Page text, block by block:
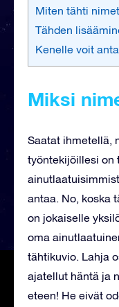
Miten tähti
Tähden
Kenelle voit
Miksi
Saatat ihmetellä,
työntekijöillesi on
antaa. No, koska
on jokaiselle
oma
tähtikuvio. Lahja
ajatellut häntä ja
eteen! He eivät